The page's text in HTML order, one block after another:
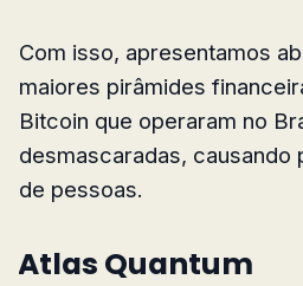
Com isso, apresentamos
maiores pirâmides
Bitcoin que operaram no
desmascaradas, causando
de pessoas.
Atlas Quantum